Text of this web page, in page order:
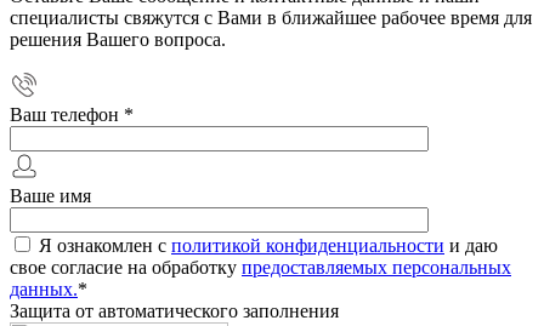
специалисты свяжутся с Вами в ближайшее рабочее время для
решения Вашего вопроса.
Ваш телефон *
Ваше имя
Я ознакомлен с политикой конфиденциальности и даю
свое согласие на обработку предоставляемых персональных
данных.*
Защита от автоматического заполнения